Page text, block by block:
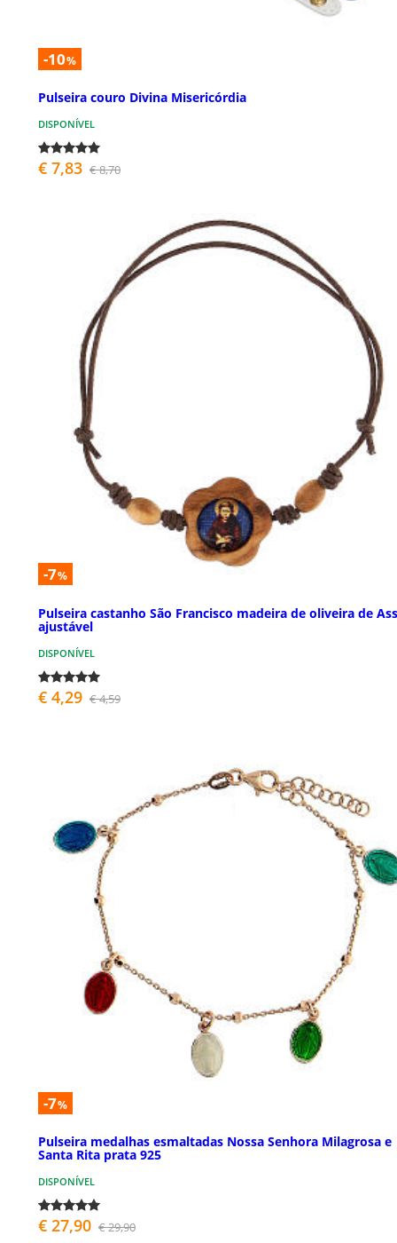
-10%
Pulseira couro Divina Misericórdia
DISPONÍVEL
€ 7,83 € 8,70
-7%
Pulseira castanho São Francisco madeira de oliveira de
ajustável
DISPONÍVEL
€ 4,29 € 4,59
-7%
Pulseira medalhas esmaltadas Nossa Senhora Milagrosa e
Santa Rita prata 925
DISPONÍVEL
€ 27,90 € 29,90